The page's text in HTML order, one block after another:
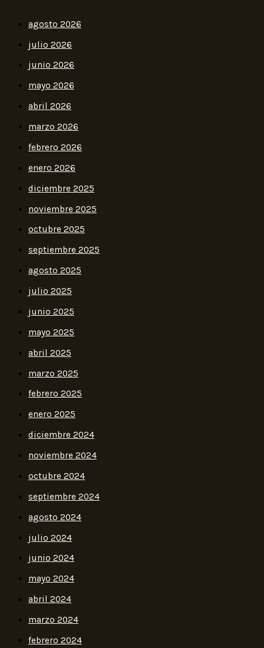
agosto 2026
julio 2026
junio 2026
mayo 2026
abril 2026
marzo 2026
febrero 2026
enero 2026
diciembre 2025
noviembre 2025
octubre 2025
septiembre 2025
agosto 2025
julio 2025
junio 2025
mayo 2025
abril 2025
marzo 2025
febrero 2025
enero 2025
diciembre 2024
noviembre 2024
octubre 2024
septiembre 2024
agosto 2024
julio 2024
junio 2024
mayo 2024
abril 2024
marzo 2024
febrero 2024